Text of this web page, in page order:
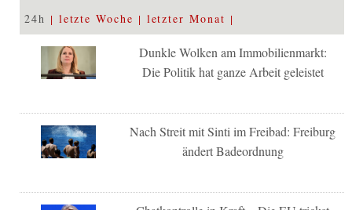
24h letzte Woche letzter Monat
Dunkle Wolken am Immobilienmarkt:
Die Politik hat ganze Arbeit geleistet
Nach Streit mit Sinti im Freibad: Freiburg
ändert Badeordnung